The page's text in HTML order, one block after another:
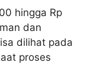
hingga Rp
dan
dilihat pada
proses